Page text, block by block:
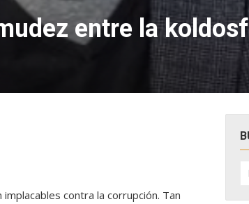
entre la
contra la corrupción. Tan